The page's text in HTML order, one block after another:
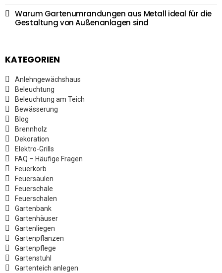
Warum Gartenumrandungen aus Metall ideal für die
Gestaltung von Außenanlagen sind
KATEGORIEN
Anlehngewächshaus
Beleuchtung
Beleuchtung am Teich
Bewässerung
Blog
Brennholz
Dekoration
Elektro-Grills
FAQ – Häufige Fragen
Feuerkorb
Feuersäulen
Feuerschale
Feuerschalen
Gartenbank
Gartenhäuser
Gartenliegen
Gartenpflanzen
Gartenpflege
Gartenstuhl
Gartenteich anlegen